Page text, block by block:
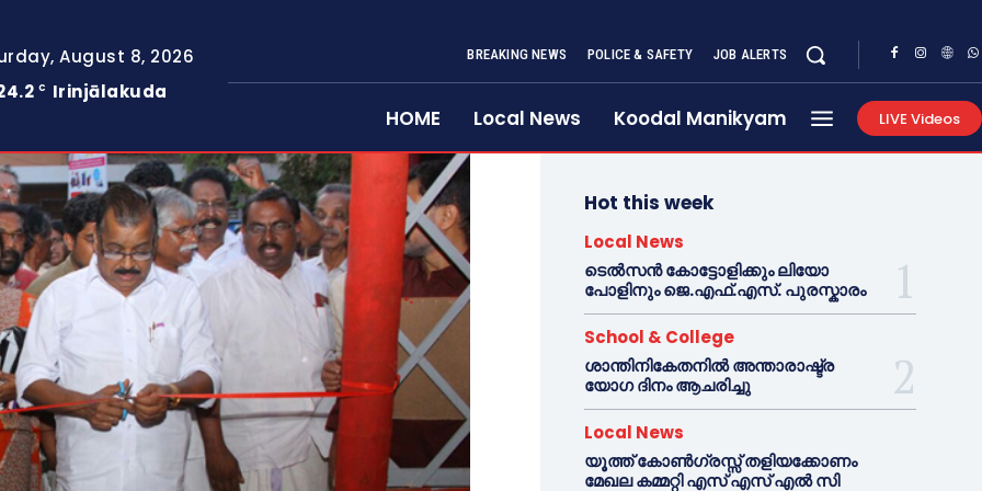
August 8, 2026
C Irinjālakuda
BREAKING NEWS POLICE & SAFETY JOB ALERTS
HOME Local News Koodal Manikyam LIVE Videos
Hot this week
Local News
ടെൽസൻ കോട്ടോളിക്കും ലിയോ
പോളിനും ജെ.എഫ്.എസ്. പുരസ്കാരം
School & College
ശാന്തിനികേതനിൽ അന്താരാഷ്ട്ര
യോഗ ദിനം ആചരിച്ചു
Local News
യൂത്ത് കോൺഗ്രസ്സ് തളിയക്കോണം
മേഖല കമ്മറ്റി എസ് എസ് എൽ സി